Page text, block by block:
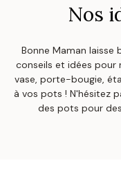
Nos
Bonne Maman laisse
conseils et idées pour
vase, porte-bougie,
à vos pots ! N'hésitez
des pots pour